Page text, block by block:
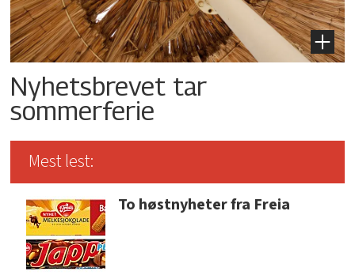
Nyhetsbrevet tar
sommerferie
Mest lest:
To høstnyheter fra Freia